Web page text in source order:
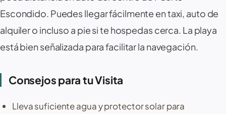
Escondido. Puedes llegar fácilmente en taxi, auto de
alquiler o incluso a pie si te hospedas cerca. La playa
está bien señalizada para facilitar la navegación.
Consejos para tu Visita
Lleva suficiente agua y protector solar para